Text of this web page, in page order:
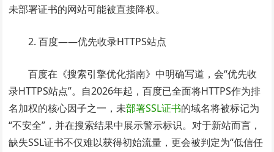
未部署证书的网站可能被直接降权。
2. 百度——优先收录HTTPS站点
百度在《搜索引擎优化指南》中明确写道，会“优先收
录HTTPS站点”。自2026年起，百度已全面将HTTPS作为排
名加权的核心因子之一，未部署SSL证书的域名将被标记为
“不安全”，并在搜索结果中展示警示标识。对于新站而言，
缺失SSL证书不仅难以获得初始流量，更会被判定为“低信任